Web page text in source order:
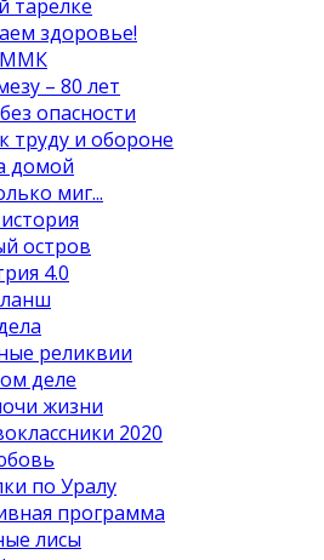
тарелке
здоровье!
ММК
– 80 лет
опасности
труду и обороне
домой
миг...
остров
4.0
реликвии
деле
жизни
2020
по Уралу
программа
лисы